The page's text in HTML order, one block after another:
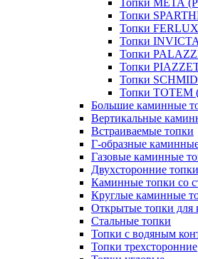
Топки МЕТА
Топки
Топки
Топки
Топки
Топки
Топки
Топки TOTEM
Большие каминные
Вертикальные
Встраиваемые топки
Г-образные
Газовые каминные
Двухсторонние топки
Каминные топки со
Круглые каминные
Открытые топки для
Стальные топки
Топки с водяным
Топки трехсторонние